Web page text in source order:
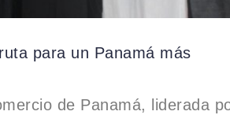
para un Panamá más
de Panamá, liderada